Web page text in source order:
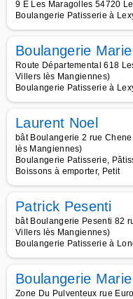
9 E Les Maragolles 54720
Boulangerie Patisserie à
Boulangerie
Route Départemental 618
Villers lès Mangiennes)
Boulangerie Patisserie à
Laurent Noel
bât Boulangerie 2 rue
lès Mangiennes)
Boulangerie Patisserie,
Boissons à emporter, Petit
Patrick Pesenti
bât Boulangerie Pesenti 82
Villers lès Mangiennes)
Boulangerie Patisserie à
Boulangerie
Zone Du Pulventeux rue